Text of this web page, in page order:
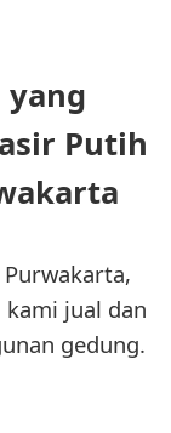
yang
Putih
kami jual dan
gedung.